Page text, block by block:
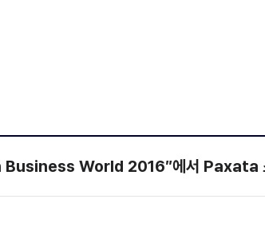
World 2016″에서 Paxata